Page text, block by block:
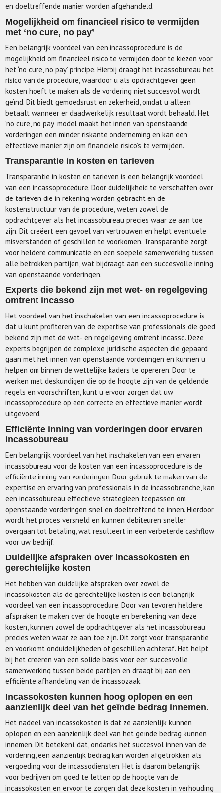
en doeltreffende manier worden afgehandeld.
Mogelijkheid om financieel risico te vermijden
met ‘no cure, no pay’
Een belangrijk voordeel van een incassoprocedure is de
mogelijkheid om financieel risico te vermijden door te kiezen voor
het ‘no cure, no pay’ principe. Hierbij draagt het incassobureau het
risico van de procedure, waardoor u als opdrachtgever geen
kosten hoeft te maken als de vordering niet succesvol wordt
geïnd. Dit biedt gemoedsrust en zekerheid, omdat u alleen
betaalt wanneer er daadwerkelijk resultaat wordt behaald. Het
‘no cure, no pay’ model maakt het innen van openstaande
vorderingen een minder riskante onderneming en kan een
effectieve manier zijn om financiële risico’s te vermijden.
Transparantie in kosten en tarieven
Transparantie in kosten en tarieven is een belangrijk voordeel
van een incassoprocedure. Door duidelijkheid te verschaffen over
de tarieven die in rekening worden gebracht en de
kostenstructuur van de procedure, weten zowel de
opdrachtgever als het incassobureau precies waar ze aan toe
zijn. Dit creëert een gevoel van vertrouwen en helpt eventuele
misverstanden of geschillen te voorkomen. Transparantie zorgt
voor heldere communicatie en een soepele samenwerking tussen
alle betrokken partijen, wat bijdraagt aan een succesvolle inning
van openstaande vorderingen.
Experts die bekend zijn met wet- en regelgeving
omtrent incasso
Het voordeel van het inschakelen van een incassoprocedure is
dat u kunt profiteren van de expertise van professionals die goed
bekend zijn met de wet- en regelgeving omtrent incasso. Deze
experts begrijpen de complexe juridische aspecten die gepaard
gaan met het innen van openstaande vorderingen en kunnen u
helpen om binnen de wettelijke kaders te opereren. Door te
werken met deskundigen die op de hoogte zijn van de geldende
regels en voorschriften, kunt u ervoor zorgen dat uw
incassoprocedure op een correcte en effectieve manier wordt
uitgevoerd.
Efficiënte inning van vorderingen door ervaren
incassobureau
Een belangrijk voordeel van het inschakelen van een ervaren
incassobureau voor de kosten van een incassoprocedure is de
efficiënte inning van vorderingen. Door gebruik te maken van de
expertise en ervaring van professionals in de incassobranche, kan
een incassobureau effectieve strategieën toepassen om
openstaande vorderingen snel en doeltreffend te innen. Hierdoor
wordt het proces versneld en kunnen debiteuren sneller
overgaan tot betaling, wat resulteert in een verbeterde cashflow
voor uw bedrijf.
Duidelijke afspraken over incassokosten en
gerechtelijke kosten
Het hebben van duidelijke afspraken over zowel de
incassokosten als de gerechtelijke kosten is een belangrijk
voordeel van een incassoprocedure. Door van tevoren heldere
afspraken te maken over de hoogte en berekening van deze
kosten, kunnen zowel de opdrachtgever als het incassobureau
precies weten waar ze aan toe zijn. Dit zorgt voor transparantie
en voorkomt onduidelijkheden of geschillen achteraf. Het helpt
bij het creëren van een solide basis voor een succesvolle
samenwerking tussen beide partijen en draagt bij aan een
efficiënte afhandeling van de incassozaak.
Incassokosten kunnen hoog oplopen en een
aanzienlijk deel van het geïnde bedrag innemen.
Het nadeel van incassokosten is dat ze aanzienlijk kunnen
oplopen en een aanzienlijk deel van het geïnde bedrag kunnen
innemen. Dit betekent dat, ondanks het succesvol innen van de
vordering, een aanzienlijk bedrag kan worden afgetrokken als
vergoeding voor de incassodiensten. Het is daarom belangrijk
voor bedrijven om goed te letten op de hoogte van de
incassokosten en ervoor te zorgen dat deze kosten in verhouding